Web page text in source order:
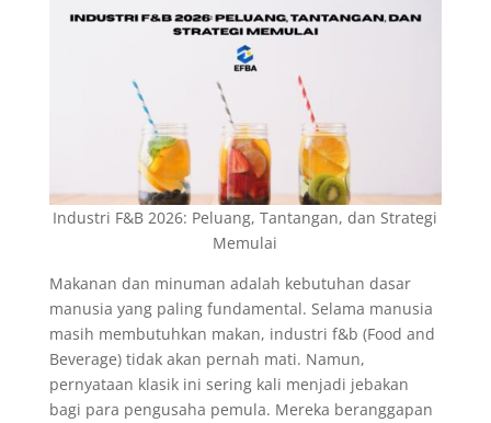
Industri F&B 2026: Peluang, Tantangan, dan Strategi
Memulai
Makanan dan minuman adalah kebutuhan dasar
manusia yang paling fundamental. Selama manusia
masih membutuhkan makan, industri f&b (Food and
Beverage) tidak akan pernah mati. Namun,
pernyataan klasik ini sering kali menjadi jebakan
bagi para pengusaha pemula. Mereka beranggapan